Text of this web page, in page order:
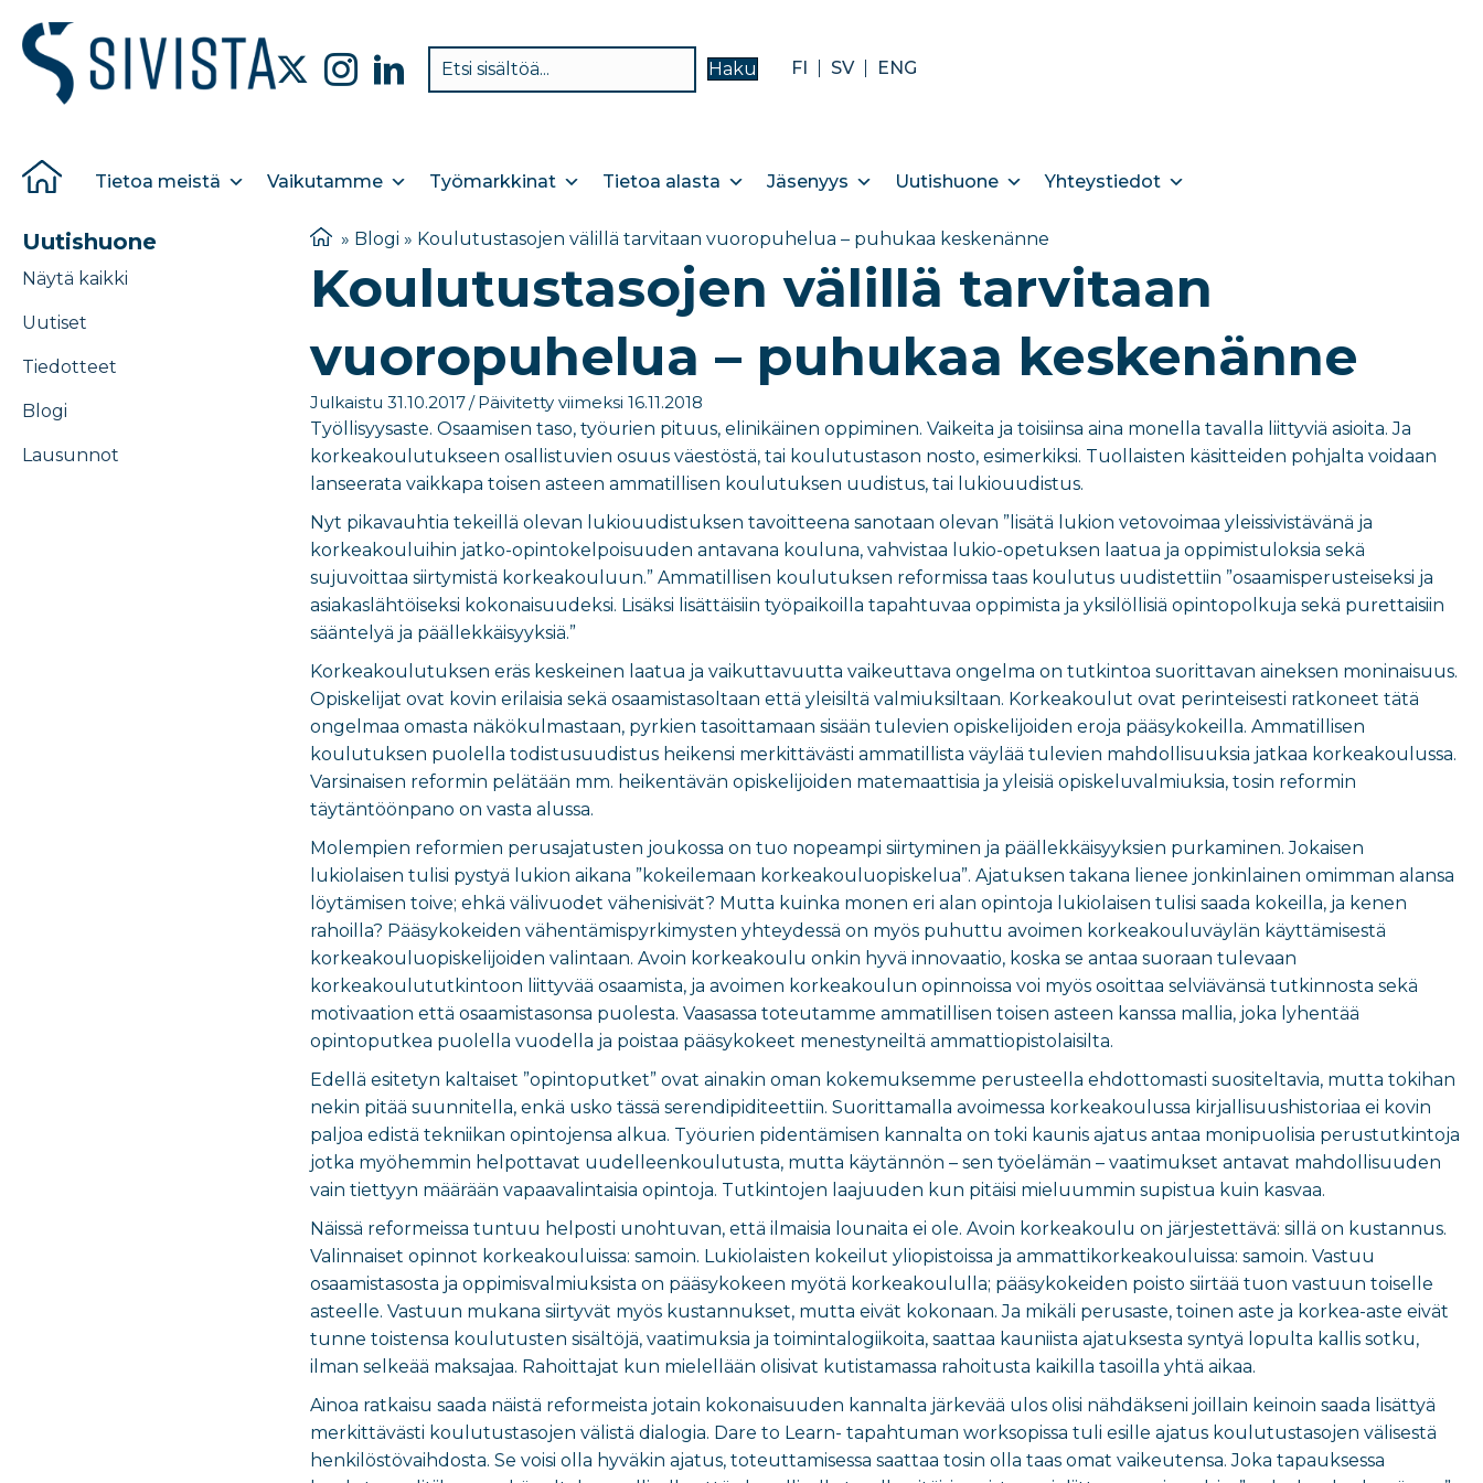
Haku FI SV ENG
Tietoa meistä Vaikutamme Työmarkkinat Tietoa alasta Jäsenyys Uutishuone Yhteystiedot
Uutishuone
Näytä kaikki
Uutiset
Tiedotteet
Blogi
Lausunnot
» Blogi » Koulutustasojen välillä tarvitaan vuoropuhelua – puhukaa keskenänne
Koulutustasojen välillä tarvitaan
vuoropuhelua – puhukaa keskenänne
Julkaistu 31.10.2017/ Päivitetty viimeksi 16.11.2018
Työllisyysaste. Osaamisen taso, työurien pituus, elinikäinen oppiminen. Vaikeita ja toisiinsa aina monella tavalla liittyviä asioita. Ja
korkeakoulutukseen osallistuvien osuus väestöstä, tai koulutustason nosto, esimerkiksi. Tuollaisten käsitteiden pohjalta voidaan
lanseerata vaikkapa toisen asteen ammatillisen koulutuksen uudistus, tai lukiouudistus.
Nyt pikavauhtia tekeillä olevan lukiouudistuksen tavoitteena sanotaan olevan ”lisätä lukion vetovoimaa yleissivistävänä ja
korkeakouluihin jatko-opintokelpoisuuden antavana kouluna, vahvistaa lukio-opetuksen laatua ja oppimistuloksia sekä
sujuvoittaa siirtymistä korkeakouluun.” Ammatillisen koulutuksen reformissa taas koulutus uudistettiin ”osaamisperusteiseksi ja
asiakaslähtöiseksi kokonaisuudeksi. Lisäksi lisättäisiin työpaikoilla tapahtuvaa oppimista ja yksilöllisiä opintopolkuja sekä purettaisiin
sääntelyä ja päällekkäisyyksiä.”
Korkeakoulutuksen eräs keskeinen laatua ja vaikuttavuutta vaikeuttava ongelma on tutkintoa suorittavan aineksen moninaisuus.
Opiskelijat ovat kovin erilaisia sekä osaamistasoltaan että yleisiltä valmiuksiltaan. Korkeakoulut ovat perinteisesti ratkoneet tätä
ongelmaa omasta näkökulmastaan, pyrkien tasoittamaan sisään tulevien opiskelijoiden eroja pääsykokeilla. Ammatillisen
koulutuksen puolella todistusuudistus heikensi merkittävästi ammatillista väylää tulevien mahdollisuuksia jatkaa korkeakoulussa.
Varsinaisen reformin pelätään mm. heikentävän opiskelijoiden matemaattisia ja yleisiä opiskeluvalmiuksia, tosin reformin
täytäntöönpano on vasta alussa.
Molempien reformien perusajatusten joukossa on tuo nopeampi siirtyminen ja päällekkäisyyksien purkaminen. Jokaisen
lukiolaisen tulisi pystyä lukion aikana ”kokeilemaan korkeakouluopiskelua”. Ajatuksen takana lienee jonkinlainen omimman alansa
löytämisen toive; ehkä välivuodet vähenisivät? Mutta kuinka monen eri alan opintoja lukiolaisen tulisi saada kokeilla, ja kenen
rahoilla? Pääsykokeiden vähentämispyrkimysten yhteydessä on myös puhuttu avoimen korkeakouluväylän käyttämisestä
korkeakouluopiskelijoiden valintaan. Avoin korkeakoulu onkin hyvä innovaatio, koska se antaa suoraan tulevaan
korkeakoulututkintoon liittyvää osaamista, ja avoimen korkeakoulun opinnoissa voi myös osoittaa selviävänsä tutkinnosta sekä
motivaation että osaamistasonsa puolesta. Vaasassa toteutamme ammatillisen toisen asteen kanssa mallia, joka lyhentää
opintoputkea puolella vuodella ja poistaa pääsykokeet menestyneiltä ammattiopistolaisilta.
Edellä esitetyn kaltaiset ”opintoputket” ovat ainakin oman kokemuksemme perusteella ehdottomasti suositeltavia, mutta tokihan
nekin pitää suunnitella, enkä usko tässä serendipiditeettiin. Suorittamalla avoimessa korkeakoulussa kirjallisuushistoriaa ei kovin
paljoa edistä tekniikan opintojensa alkua. Työurien pidentämisen kannalta on toki kaunis ajatus antaa monipuolisia perustutkintoja
jotka myöhemmin helpottavat uudelleenkoulutusta, mutta käytännön – sen työelämän – vaatimukset antavat mahdollisuuden
vain tiettyyn määrään vapaavalintaisia opintoja. Tutkintojen laajuuden kun pitäisi mieluummin supistua kuin kasvaa.
Näissä reformeissa tuntuu helposti unohtuvan, että ilmaisia lounaita ei ole. Avoin korkeakoulu on järjestettävä: sillä on kustannus.
Valinnaiset opinnot korkeakouluissa: samoin. Lukiolaisten kokeilut yliopistoissa ja ammattikorkeakouluissa: samoin. Vastuu
osaamistasosta ja oppimisvalmiuksista on pääsykokeen myötä korkeakoululla; pääsykokeiden poisto siirtää tuon vastuun toiselle
asteelle. Vastuun mukana siirtyvät myös kustannukset, mutta eivät kokonaan. Ja mikäli perusaste, toinen aste ja korkea-aste eivät
tunne toistensa koulutusten sisältöjä, vaatimuksia ja toimintalogiikoita, saattaa kauniista ajatuksesta syntyä lopulta kallis sotku,
ilman selkeää maksajaa. Rahoittajat kun mielellään olisivat kutistamassa rahoitusta kaikilla tasoilla yhtä aikaa.
Ainoa ratkaisu saada näistä reformeista jotain kokonaisuuden kannalta järkevää ulos olisi nähdäkseni joillain keinoin saada lisättyä
merkittävästi koulutustasojen välistä dialogia. Dare to Learn- tapahtuman worksopissa tuli esille ajatus koulutustasojen välisestä
henkilöstövaihdosta. Se voisi olla hyväkin ajatus, toteuttamisessa saattaa tosin olla taas omat vaikeutensa. Joka tapauksessa